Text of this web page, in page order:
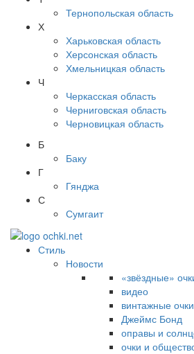
Тернопольская область
Х
Харьковская область
Херсонская область
Хмельницкая область
Ч
Черкасская область
Черниговская область
Черновицкая область
Б
Баку
Г
Гянджа
С
Сумгаит
Стиль
Новости
«звёздные»
видео
винтажные очки
Джеймс Бонд
оправы и
очки и